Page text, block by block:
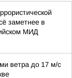
заметнее в
МИД
ветра до 17 м/с